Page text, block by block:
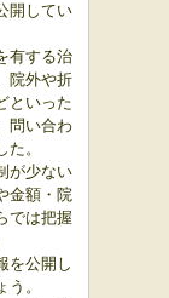
開してい
有する治
院外や折
といった
問い合わ
。
が少ない
金額・院
では把握
を公開し
。